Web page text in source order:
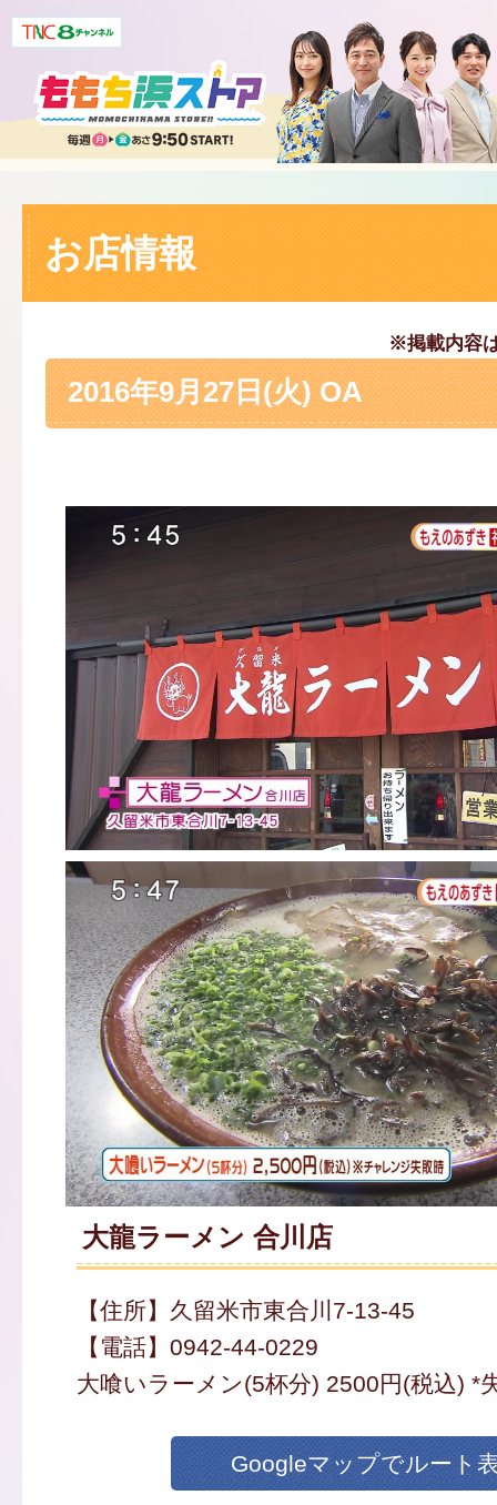
お店情報
※掲載内容
2016年9月27日(火) OA
大龍ラーメン 合川店
【住所】久留米市東合川7-13-45
【電話】0942-44-0229
大喰いラーメン(5杯分) 2500円(税込) *
Googleマップでルート